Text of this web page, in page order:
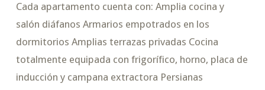
Cada apartamento cuenta con: Amplia cocina y
salón diáfanos Armarios empotrados en los
dormitorios Amplias terrazas privadas Cocina
totalmente equipada con frigorífico, horno, placa de
inducción y campana extractora Persianas